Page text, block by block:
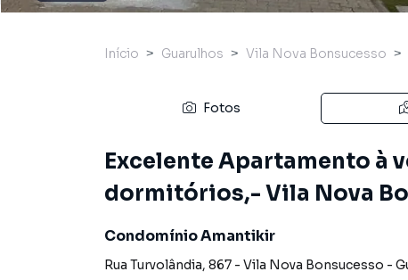
Início Guarulhos Vila Nova Bonsucesso
Fotos
Excelente Apartamento à
dormitórios,- Vila Nova
Condomínio Amantikir
Rua Turvolândia, 867 - Vila Nova Bonsucesso -